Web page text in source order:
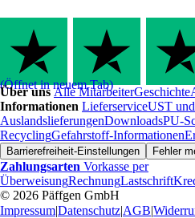
(Öffnet in neuem Tab)
Über unsAlle MitarbeiterGeschichte
Informationen LieferserviceUST und
AuslandslieferungenDownloadsPU-
RecyclingGefahrstoff-Informationen
Barrierefreiheit-Einstellungen Fehler
Zahlungsarten Vorkasse per
ÜberweisungRechnungLastschrift
© 2026 Päffgen GmbH
Impressum|Datenschutz|AGB|